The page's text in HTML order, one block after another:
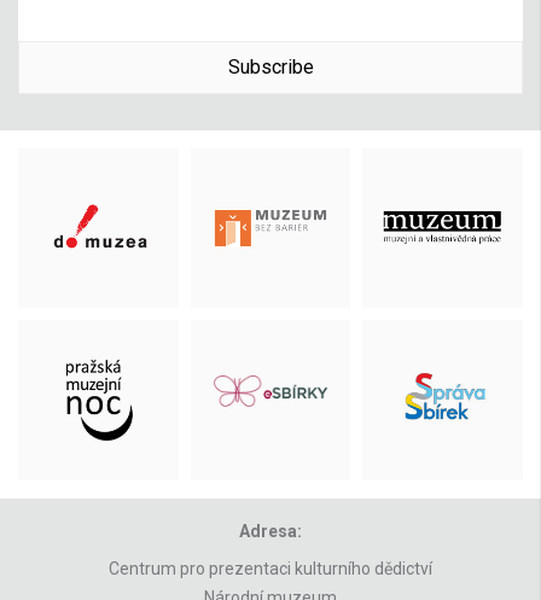
Subscribe
Adresa:
Centrum pro prezentaci kulturního dědictví